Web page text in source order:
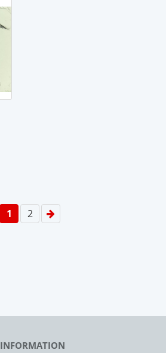
1 2
INFORMATION